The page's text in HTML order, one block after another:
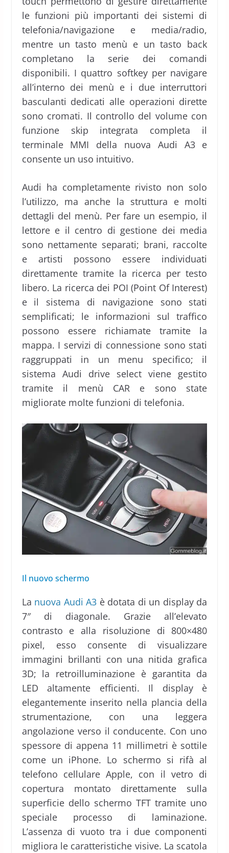
le funzioni più importanti dei sistemi di
telefonia/navigazione e media/radio,
mentre un tasto menù e un tasto back
completano la serie dei comandi
disponibili. I quattro softkey per navigare
all’interno dei menù e i due interruttori
basculanti dedicati alle operazioni dirette
sono cromati. Il controllo del volume con
funzione skip integrata completa il
terminale MMI della nuova Audi A3 e
consente un uso intuitivo.
Audi ha completamente rivisto non solo
l’utilizzo, ma anche la struttura e molti
dettagli del menù. Per fare un esempio, il
lettore e il centro di gestione dei media
sono nettamente separati; brani, raccolte
e artisti possono essere individuati
direttamente tramite la ricerca per testo
libero. La ricerca dei POI (Point Of Interest)
e il sistema di navigazione sono stati
semplificati; le informazioni sul traffico
possono essere richiamate tramite la
mappa. I servizi di connessione sono stati
raggruppati in un menu specifico; il
sistema Audi drive select viene gestito
tramite il menù CAR e sono state
migliorate molte funzioni di telefonia.
Il nuovo schermo
La nuova Audi A3 è dotata di un display da
7″ di diagonale. Grazie all’elevato
contrasto e alla risoluzione di 800×480
pixel, esso consente di visualizzare
immagini brillanti con una nitida grafica
3D; la retroilluminazione è garantita da
LED altamente efficienti. Il display è
elegantemente inserito nella plancia della
strumentazione, con una leggera
angolazione verso il conducente. Con uno
spessore di appena 11 millimetri è sottile
come un iPhone. Lo schermo si rifà al
telefono cellulare Apple, con il vetro di
copertura montato direttamente sulla
superficie dello schermo TFT tramite uno
speciale processo di laminazione.
L’assenza di vuoto tra i due componenti
migliora le caratteristiche visive. La scatola